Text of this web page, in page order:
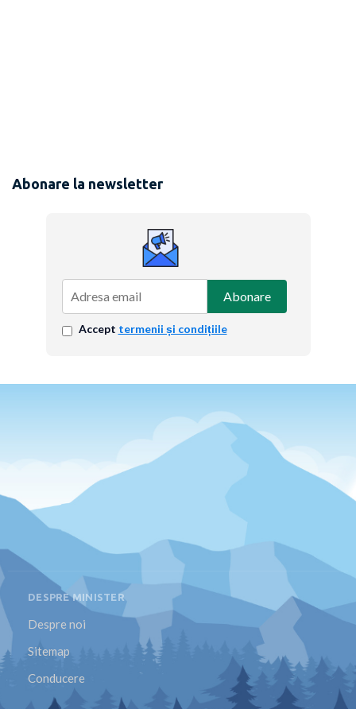
Abonare la newsletter
Abonare
Accept termenii și condițiile
DESPRE MINISTER
Despre noi
Sitemap
Conducere